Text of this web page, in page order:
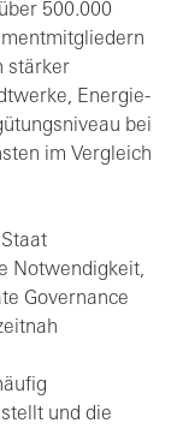
500.000
stärker
Energie-
bei
im Vergleich
Notwendigkeit,
Governance
und die